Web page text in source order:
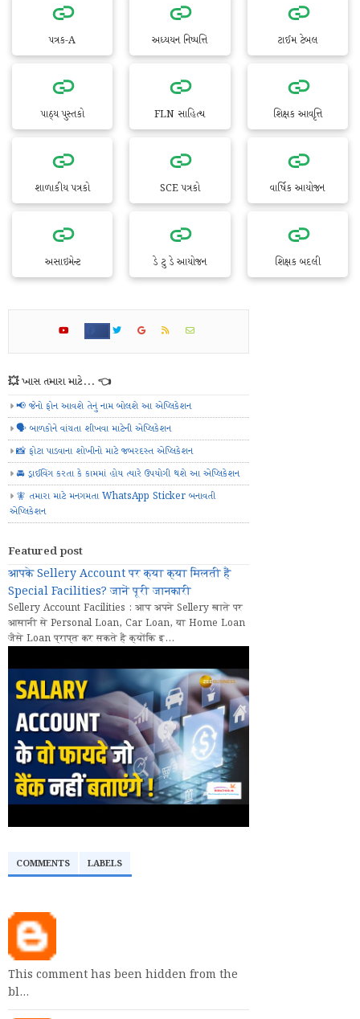
પત્રક-A અધ્યયન નિષ્પત્તિ ટાઈમ ટેબલ
પાઠ્ય પુસ્તકો FLN સાહિત્ય શિક્ષક આવૃત્તિ
શાળાકીય પત્રકો SCE પત્રકો વાર્ષિક આયોજન
અસાઇમેન્ટ ડે ટુ ડે આયોજન શિક્ષક બદલી
💥 ખાસ તમારા માટે... 👈
📢 જેનો ફોન આવશે તેનું નામ બોલશે આ એપ્લિકેશન
🗣️ બાળકોને વાંચતા શીખવા માટેની એપ્લિકેશન
📸 ફોટા પાડવાના શોખીનો માટે જબરદસ્ત એપ્લિકેશન
🚘 ડ્રાઈવિંગ કરતા કે કામમાં હોય ત્યારે ઉપયોગી થશે આ એપ્લિકેશન
🧚 તમારા માટે મનગમતા WhatsApp Sticker બનાવતી
એપ્લિકેશન
Featured post
आपके Sellery Account पर क्या क्या मिलती हैं
Special Facilities? जानें पूरी जानकारी
Sellery Account Facilities : आप अपने Sellery खाते पर
आसानी से Personal Loan, Car Loan, या Home Loan
जैसे Loan प्राप्त कर सकते हैं क्योंकि इ...
COMMENTS LABELS
This comment has been hidden from the
bl…